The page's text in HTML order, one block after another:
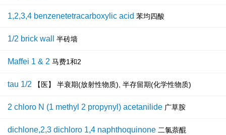
1,2,3,4 benzenetetracarboxylic acid 苯均四酸
1/2 brick wall 半砖墙
Maffei 1 & 2 马费1和2
tau 1/2 【医】 半衰期(放射性物质), 半存留期(化学性物质)
2 chloro N (1 methyl 2 propynyl) acetanilide 广草胺
dichlone,2,3 dichloro 1,4 naphthoquinone 二氯萘醌